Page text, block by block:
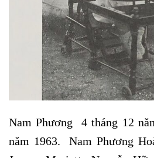
Nam Phương 4 tháng 12
năm 1963. Nam Phương